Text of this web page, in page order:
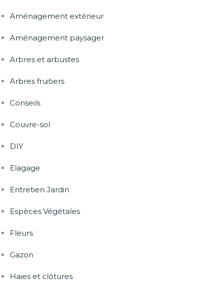
Aménagement extérieur
Aménagement paysager
Arbres et arbustes
Arbres fruitiers
Conseils
Couvre-sol
DIY
Elagage
Entretien Jardin
Espèces Végétales
Fleurs
Gazon
Haies et clôtures